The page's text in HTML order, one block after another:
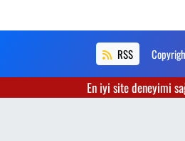
RSS
En iyi site deneyimi